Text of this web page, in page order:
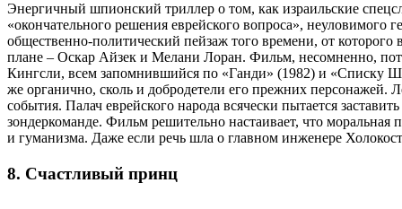
Энергичный шпионский триллер о том, как израильские
«окончательного решения еврейского вопроса»,
общественно-политический пейзаж того времени, от
плане – Оскар Айзек и Мелани Лоран. Фильм, несомненно,
Кингсли, всем запомнившийся по «Ганди» (1982) и «Списку
же органично, сколь и добродетели его прежних персонажей.
события. Палач еврейского народа всячески пытается
зондеркоманде. Фильм решительно настаивает, что
и гуманизма. Даже если речь шла о главном инженере
8. Счастливый принц